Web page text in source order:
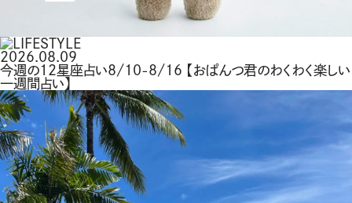
2026.08.09
今週の12星座占い8/10-8/16 【おぱんつ君のわくわく楽しい
一週間占い】